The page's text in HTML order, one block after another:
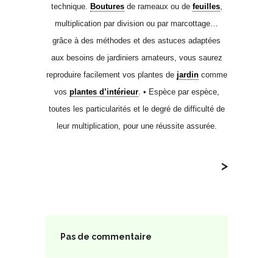
technique. Bouturesde rameaux ou de feuilles,
multiplication par division ou par marcottage…
grâce à des méthodes et des astuces adaptées
aux besoins de jardiniers amateurs, vous saurez
reproduire facilement vos plantes de jardincomme
vos plantes d’intérieur. • Espèce par espèce,
toutes les particularités et le degré de difficulté de
leur multiplication, pour une réussite assurée.
>
Pas de commentaire